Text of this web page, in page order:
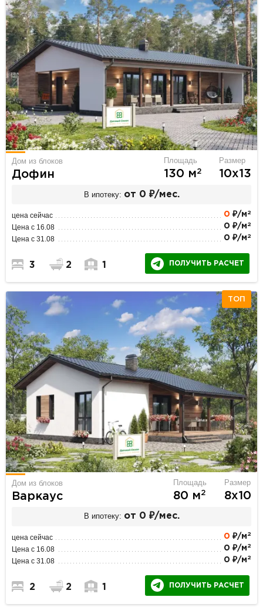
Дом из блоков
Дофин
Площадь
130 м2
Размер
10х13
В ипотеку: от 0 ₽/мес.
цена сейчас 0 ₽/м 2
Цена с 16.08 0 ₽/м 2
Цена с 31.08 0 ₽/м 2
3 2 1 ПОЛУЧИТЬ РАСЧЕТ
ТОП
Дом из блоков
Варкаус
Площадь
80 м2
Размер
8х10
В ипотеку: от 0 ₽/мес.
цена сейчас 0 ₽/м 2
Цена с 16.08 0 ₽/м 2
Цена с 31.08 0 ₽/м 2
2 2 1 ПОЛУЧИТЬ РАСЧЕТ